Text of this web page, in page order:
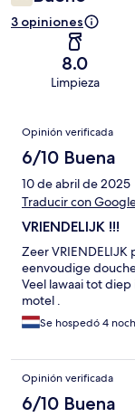
3 opiniones
8.0
Limpieza
Opiniones
Opinión verificada
6/10 Buena
10 de abril de 2025
Traducir con
VRIENDELIJK !!!
Zeer
eenvoudige
Veel lawaai tot
motel .
Se hospedó 4
Opinión verificada
6/10 Buena